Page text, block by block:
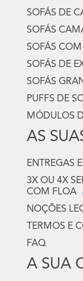
SOFÁS DE
SOFÁS
SOFÁS
SOFÁS DE
SOFÁS
PUFFS DE
MÓDULOS
AS
ENTREGAS
3X OU 4X
COM FLOA
NOÇÕES
TERMOS E
FAQ
A SUA